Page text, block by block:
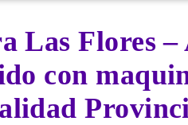
Las Flores
con